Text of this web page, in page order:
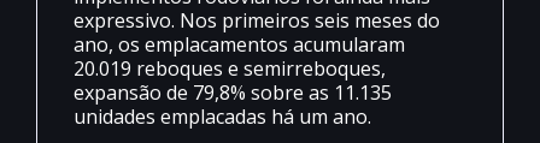
expressivo. Nos primeiros seis meses do
ano, os emplacamentos acumularam
20.019 reboques e semirreboques,
expansão de 79,8% sobre as 11.135
unidades emplacadas há um ano.